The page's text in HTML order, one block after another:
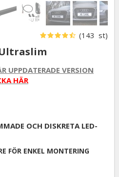
(143 st)
Ultraslim
UPPDATERADE VERSION
HÄR
OCH DISKRETA LED-
FÖR ENKEL MONTERING